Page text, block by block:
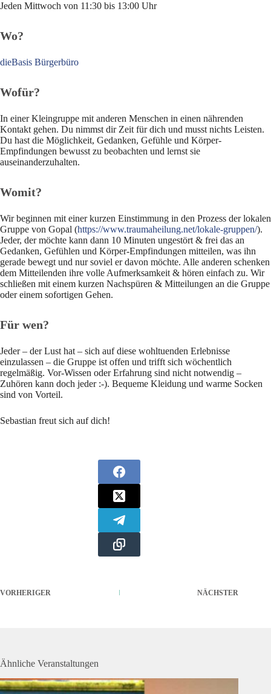
Jeden Mittwoch von 11:30 bis 13:00 Uhr
Wo?
dieBasis Bürgerbüro
Wofür?
In einer Kleingruppe mit anderen Menschen in einen nährenden
Kontakt gehen. Du nimmst dir Zeit für dich und musst nichts Leisten.
Du hast die Möglichkeit, Gedanken, Gefühle und Körper-
Empfindungen bewusst zu beobachten und lernst sie
auseinanderzuhalten.
Womit?
Wir beginnen mit einer kurzen Einstimmung in den Prozess der lokalen
Gruppe von Gopal (https://www.traumaheilung.net/lokale-gruppen/).
Jeder, der möchte kann dann 10 Minuten ungestört & frei das an
Gedanken, Gefühlen und Körper-Empfindungen mitteilen, was ihn
gerade bewegt und nur soviel er davon möchte. Alle anderen schenken
dem Mitteilenden ihre volle Aufmerksamkeit & hören einfach zu. Wir
schließen mit einem kurzen Nachspüren & Mitteilungen an die Gruppe
oder einem sofortigen Gehen.
Für wen?
Jeder – der Lust hat – sich auf diese wohltuenden Erlebnisse
einzulassen – die Gruppe ist offen und trifft sich wöchentlich
regelmäßig. Vor-Wissen oder Erfahrung sind nicht notwendig –
Zuhören kann doch jeder :-). Bequeme Kleidung und warme Socken
sind von Vorteil.
Sebastian freut sich auf dich!
VORHERIGER NÄCHSTER
Ähnliche Veranstaltungen